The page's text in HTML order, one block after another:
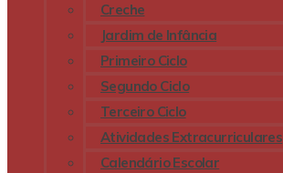
Creche
Jardim de Infância
Primeiro Ciclo
Segundo Ciclo
Terceiro Ciclo
Atividades Extracurriculares
Calendário Escolar